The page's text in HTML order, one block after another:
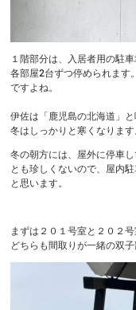
１階部分は、入居者用の駐車
各部屋2台ずつ停められます
ですよね。
伊佐は「鹿児島の北海道」
冬はしっかりと寒くなります
冬の朝方には、屋外に停車
とも珍しくないので、屋内
と思います。
まずは２０１号室と２０２号
どちらも間取りが一緒の双